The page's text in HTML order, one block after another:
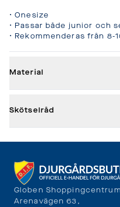
• Onesize
• Passar både junior och
• Rekommenderas från 8-
Material
Skötselråd
Globen Shoppingcentrum
Arenavägen 63,